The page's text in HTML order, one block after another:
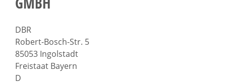
DBR
Robert-Bosch-Str. 5
85053 Ingolstadt
Freistaat Bayern
D